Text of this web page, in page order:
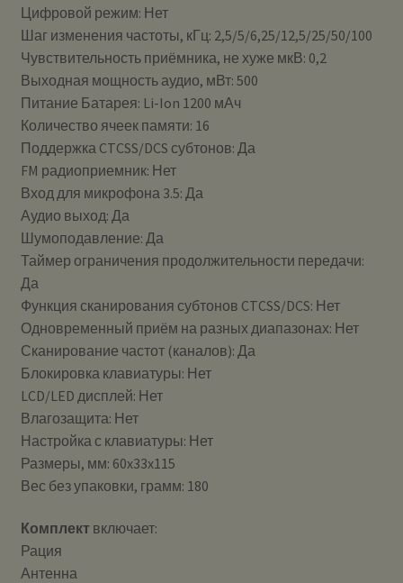
Цифровой режим: Нет
Шаг изменения частоты, кГц: 2,5/5/6,25/12,5/25/50/100
Чувствительность приёмника, не хуже мкВ: 0,2
Выходная мощность аудио, мВт: 500
Питание Батарея: Li-Ion 1200 мАч
Количество ячеек памяти: 16
Поддержка CTCSS/DCS субтонов: Да
FM радиоприемник: Нет
Вход для микрофона 3.5: Да
Аудио выход: Да
Шумоподавление: Да
Таймер ограничения продолжительности передачи:
Да
Функция сканирования субтонов CTCSS/DCS: Нет
Одновременный приём на разных диапазонах: Нет
Сканирование частот (каналов): Да
Блокировка клавиатуры: Нет
LCD/LED дисплей: Нет
Влагозащита: Нет
Настройка с клавиатуры: Нет
Размеры, мм: 60x33x115
Вес без упаковки, грамм: 180
Комплектвключает:
Рация
Антенна